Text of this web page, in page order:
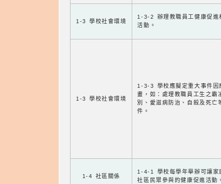
1-3 學校社會環境
1-3-2 辦理教職員工健康促進
活動。
1-3 學校社會環境
1-3-3 學校應擬定重大事件因
畫，如：處理教職員工生之霸
別、愛滋病防治、自殺及死亡
件。
1-4 社區關係
1-4-1 學校每學年舉辦可讓家
社區民眾參與的健康促進活動